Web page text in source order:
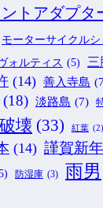
トアダプタ
モーターサイクルシ
ォルティス (5) 三
(14) 善入寺島
(18) 淡路島 (7)
破壊 (33) 紅葉 (2)
(14) 謹賀新年
防湿庫 (3) 雨男